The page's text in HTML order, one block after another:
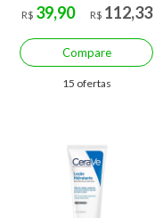
R$ 39,90
R$ 112,33
Compare
15 ofertas